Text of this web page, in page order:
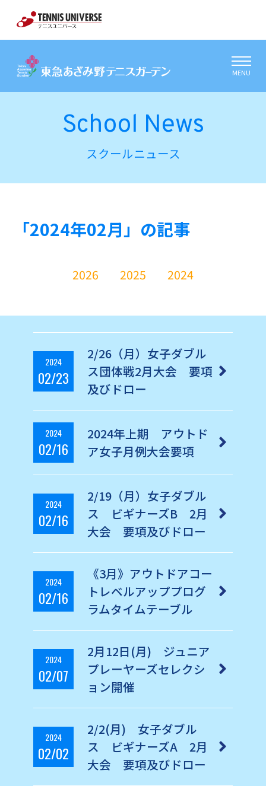
MENU
School News
スクールニュース
「2024年02月」の記事
2026 2025 2024
2024
02/23
2/26（月）女子ダブル
ス団体戦2月大会 要項
及びドロー
2024
02/16
2024年上期 アウトド
ア女子月例大会要項
2024
02/16
2/19（月）女子ダブル
ス ビギナーズB 2月
大会 要項及びドロー
2024
02/16
《3月》アウトドアコー
トレベルアッププログ
ラムタイムテーブル
2024
02/07
2月12日(月) ジュニア
プレーヤーズセレクシ
ョン開催
2024
02/02
2/2(月) 女子ダブル
ス ビギナーズA 2月
大会 要項及びドロー